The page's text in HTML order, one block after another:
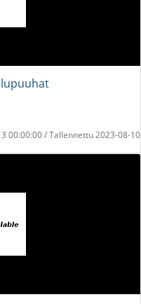
00:00:00 / Tallennettu 2023-08-10